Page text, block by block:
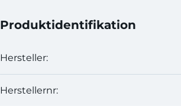
Produktidentifikation
Hersteller:
Herstellernr: